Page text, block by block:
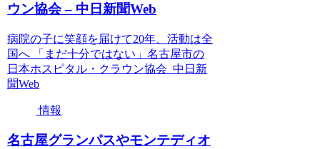
ウン協会 – 中日新聞Web
病院の子に笑顔を届けて20年、活動は全
国へ 「まだ十分ではない」名古屋市の
日本ホスピタル・クラウン協会 中日新
聞Web
情報
名古屋グランパスやモンテディオ